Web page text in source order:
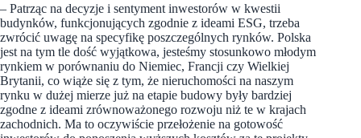
– Patrząc na decyzje i sentyment inwestorów w kwestii
budynków, funkcjonujących zgodnie z ideami ESG, trzeba
zwrócić uwagę na specyfikę poszczególnych rynków. Polska
jest na tym tle dość wyjątkowa, jesteśmy stosunkowo młodym
rynkiem w porównaniu do Niemiec, Francji czy Wielkiej
Brytanii, co wiąże się z tym, że nieruchomości na naszym
rynku w dużej mierze już na etapie budowy były bardziej
zgodne z ideami zrównoważonego rozwoju niż te w krajach
zachodnich. Ma to oczywiście przełożenie na gotowość